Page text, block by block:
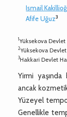
Ismail
Afife Uğuz3
1Yüksekova
2Yüksekova
3Hakkari Devlet
Yirmi
ancak
Yüzeyel
Genellikle